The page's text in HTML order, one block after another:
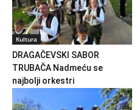
Kultura
DRAGAČEVSKI SABOR
TRUBAČA Nadmeću se
najbolji orkestri